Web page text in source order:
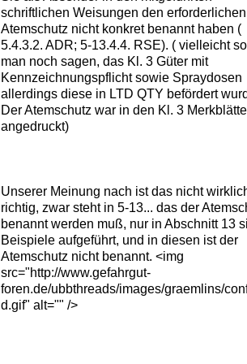
schriftlichen Weisungen den erforderlichen
Atemschutz nicht konkret benannt haben (
5.4.3.2. ADR; 5-13.4.4. RSE). ( vielleicht
man noch sagen, das Kl. 3 Güter mit
Kennzeichnungspflicht sowie Spraydosen
allerdings diese in LTD QTY befördert
Der Atemschutz war in den Kl. 3
angedruckt)
Unserer Meinung nach ist das nicht
richtig, zwar steht in 5-13... das der
benannt werden muß, nur in Abschnitt 13
Beispiele aufgeführt, und in diesen ist der
Atemschutz nicht benannt. <img
src="http://www.gefahrgut-
foren.de/ubbthreads/images/graemlins/
d.gif" alt="" />